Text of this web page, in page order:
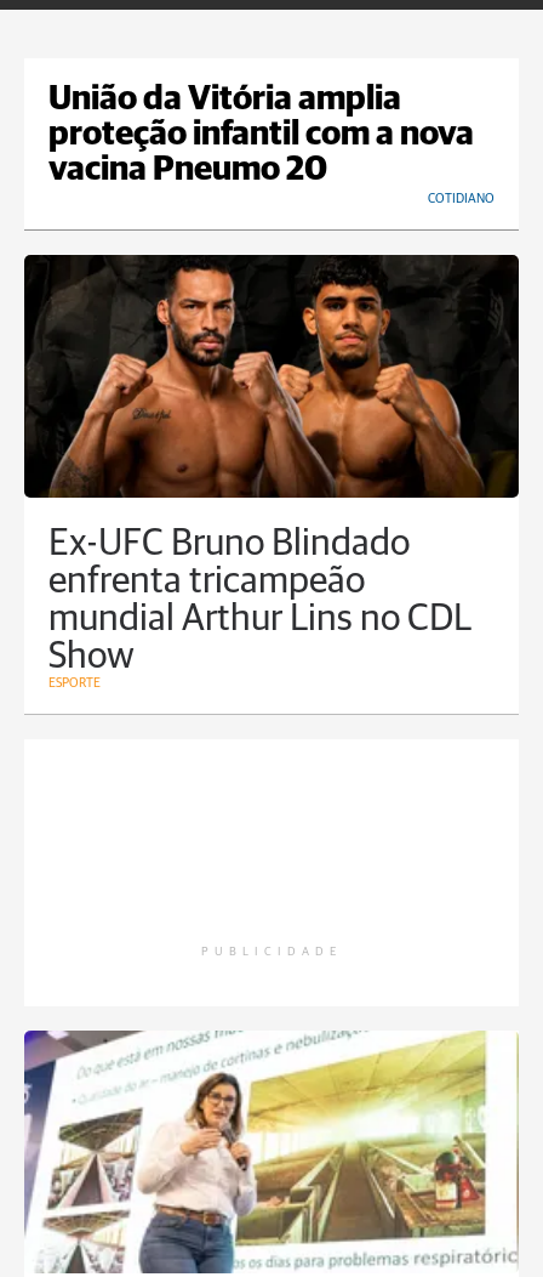
União da Vitória amplia
proteção infantil com a nova
vacina Pneumo 20
COTIDIANO
Ex-UFC Bruno Blindado
enfrenta tricampeão
mundial Arthur Lins no CDL
Show
ESPORTE
PUBLICIDADE